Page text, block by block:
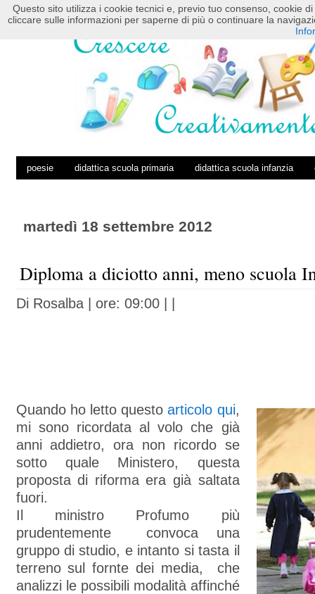
HOME POSTS RSS COMMENTS RSS
poesie didattica scuola primaria didattica scuola infanzia
martedì 18 settembre 2012
Diploma a diciotto anni, meno scuola
Di Rosalba| ore: 09:00 |
Quando ho letto questoarticolo qui,
mi sono ricordata al volo che già
anni addietro, ora non ricordo se
sotto quale Ministero, questa
proposta di riforma era già saltata
fuori.
Il ministro Profumo più
prudentemente convoca una
gruppo di studio, e intanto si tasta il
terreno sul fornte dei media, che
analizzi le possibili modalità affinché
Questo sito utilizza i cookie tecnici e, previo tuo consenso, cookie
cliccare sulle informazioni per saperne di più o continuare la